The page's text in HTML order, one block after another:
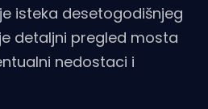
isteka desetogodišnjeg
detaljni pregled mosta
nedostaci i